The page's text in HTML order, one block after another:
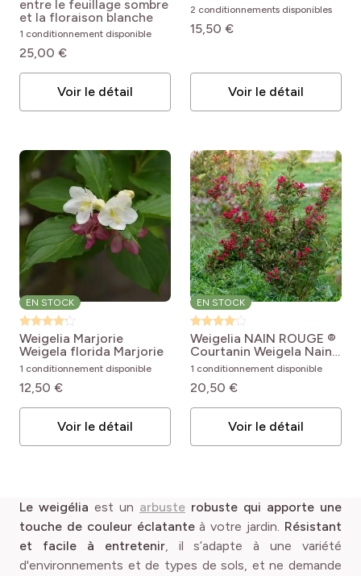
Mars
Avril
Mai
Octobre (4)
Novembre (4)
Intérêt décoratif
Feuillage décoratif
Coloration automnale
Couvre-sol (1)
Utilisation idéale pour
Bordures et allées (1)
Fond de massif (2)
Isolé (1)
Balcons et terrasses (2)
(3)
Couvre-sol et talus (1)
entre le feuillage sombre
et la floraison blanche
1 conditionnement disponible
25,00 €
Voir le détail
Alexandra®
2 conditionnements disponibles
15,50 €
Voir le détail
EN STOCK
Weigelia Marjorie
Weigela florida Marjorie
1 conditionnement disponible
12,50 €
Voir le détail
EN STOCK
Weigelia NAIN ROUGE ®
Courtanin Weigela Nain
rouge® courtanin cov
1 conditionnement disponible
20,50 €
Voir le détail
Le weigélia est un arbuste robuste qui apporte une
touche de couleur éclatanteà votre jardin. Résistant
et facile à entretenir, il s’adapte à une variété
d'environnements et de types de sols, et ne demande